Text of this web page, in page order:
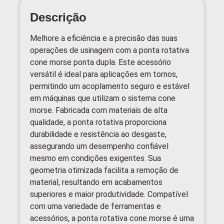
Descrição
Melhore a eficiência e a precisão das suas
operações de usinagem com a ponta rotativa
cone morse ponta dupla. Este acessório
versátil é ideal para aplicações em tornos,
permitindo um acoplamento seguro e estável
em máquinas que utilizam o sistema cone
morse. Fabricada com materiais de alta
qualidade, a ponta rotativa proporciona
durabilidade e resistência ao desgaste,
assegurando um desempenho confiável
mesmo em condições exigentes. Sua
geometria otimizada facilita a remoção de
material, resultando em acabamentos
superiores e maior produtividade. Compatível
com uma variedade de ferramentas e
acessórios, a ponta rotativa cone morse é uma